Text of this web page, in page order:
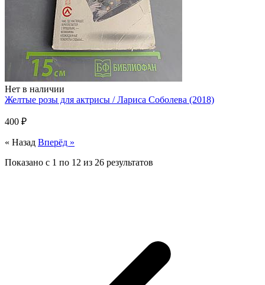
Нет в наличии
Желтые розы для актрисы / Лариса Соболева (2018)
400 ₽
« Назад Вперёд »
Показано с 1 по 12 из 26 результатов